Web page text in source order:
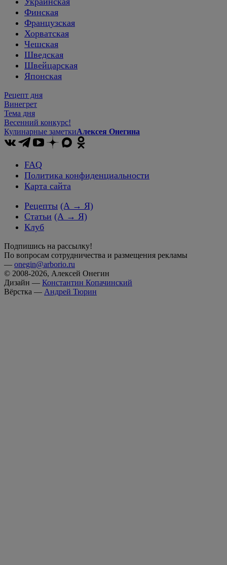
Финская
Французская
Хорватская
Чешская
Шведская
Швейцарская
Японская
Рецепт дня
Винегрет
Тема дня
Весенний конкурс!
Кулинарные заметкиАлексея Онегина
FAQ
Политика конфиденциальности
Карта сайта
Рецепты (А → Я)
Статьи (А → Я)
Клуб
Подпишись на рассылку!
По вопросам сотрудничества и размещения рекламы
— onegin@arborio.ru
© 2008-2026, Алексей Онегин
Дизайн — Константин Копачинский
Вёрстка — Андрей Тюрин